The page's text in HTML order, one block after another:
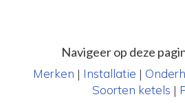
Navigeer op deze
Merken | Installatie |
Soorten ketels |